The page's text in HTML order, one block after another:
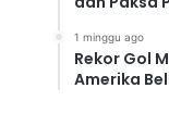
1 minggu ago
Rekor Gol
Amerika